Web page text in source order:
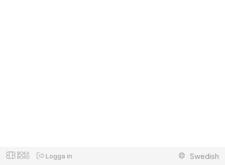
Logga in Swedish